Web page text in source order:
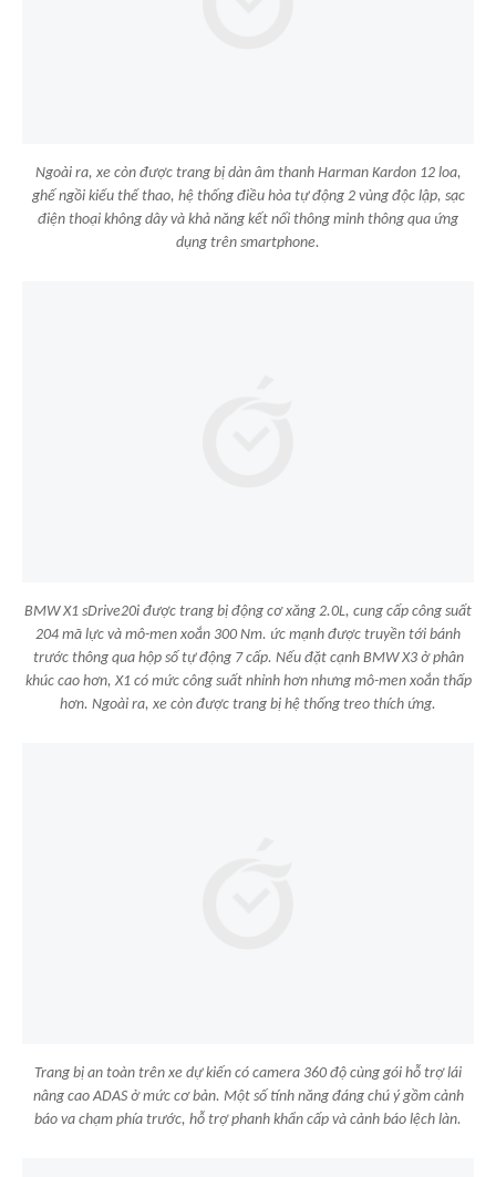
Ngoài ra, xe còn được trang bị dàn âm thanh Harman Kardon 12 loa,
ghế ngồi kiểu thể thao, hệ thống điều hòa tự động 2 vùng độc lập, sạc
điện thoại không dây và khả năng kết nối thông minh thông qua ứng
dụng trên smartphone.
BMW X1 sDrive20i được trang bị động cơ xăng 2.0L, cung cấp công suất
204 mã lực và mô-men xoắn 300 Nm. ức mạnh được truyền tới bánh
trước thông qua hộp số tự động 7 cấp. Nếu đặt cạnh BMW X3 ở phân
khúc cao hơn, X1 có mức công suất nhỉnh hơn nhưng mô-men xoắn thấp
hơn. Ngoài ra, xe còn được trang bị hệ thống treo thích ứng.
Trang bị an toàn trên xe dự kiến có camera 360 độ cùng gói hỗ trợ lái
nâng cao ADAS ở mức cơ bản. Một số tính năng đáng chú ý gồm cảnh
báo va chạm phía trước, hỗ trợ phanh khẩn cấp và cảnh báo lệch làn.